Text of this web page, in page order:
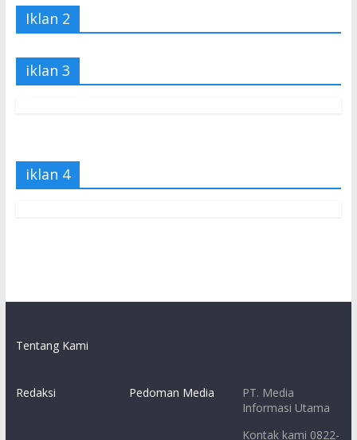
Iklan 2
iklan 3
iklan 4
Tentang Kami
Redaksi Pedoman Media
PT. Media
Informasi Utama
Kontak kami 0822-